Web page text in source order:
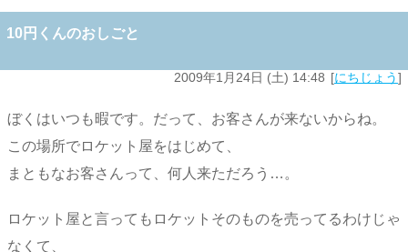
10円くんのおしごと
2009年1月24日 (土) 14:48 にちじょう
ぼくはいつも暇です。だって、お客さんが来ないからね。
この場所でロケット屋をはじめて、
まともなお客さんって、何人来ただろう…。
ロケット屋と言ってもロケットそのものを売ってるわけじゃ
なくて、